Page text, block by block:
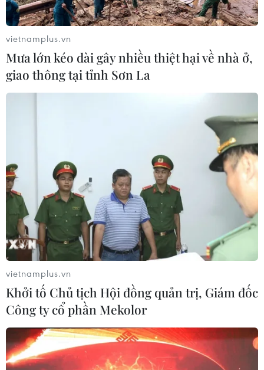
vietnamplus.vn
Mưa lớn kéo dài gây nhiều thiệt hại về nhà ở,
giao thông tại tỉnh Sơn La
vietnamplus.vn
Khởi tố Chủ tịch Hội đồng quản trị, Giám đốc
Công ty cổ phần Mekolor